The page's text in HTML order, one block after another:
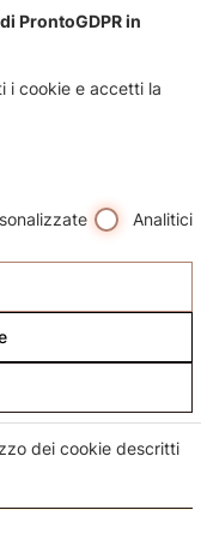
nostro negozio e i
più
ProntoGDPR in
i cookie e accetti la
Analitici
dei cookie descritti